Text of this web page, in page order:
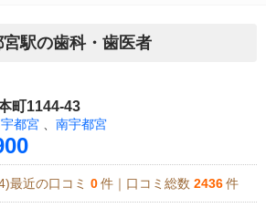
宮駅の歯科・歯医者
町1144-43
宇都宮 南宇都宮
最近の口コミ 0 件｜口コミ総数 2436 件